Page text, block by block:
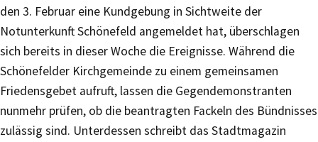
den 3. Februar eine Kundgebung in Sichtweite der
Notunterkunft Schönefeld angemeldet hat, überschlagen
sich bereits in dieser Woche die Ereignisse. Während die
Schönefelder Kirchgemeinde zu einem gemeinsamen
Friedensgebet aufruft, lassen die Gegendemonstranten
nunmehr prüfen, ob die beantragten Fackeln des Bündnisses
zulässig sind. Unterdessen schreibt das Stadtmagazin